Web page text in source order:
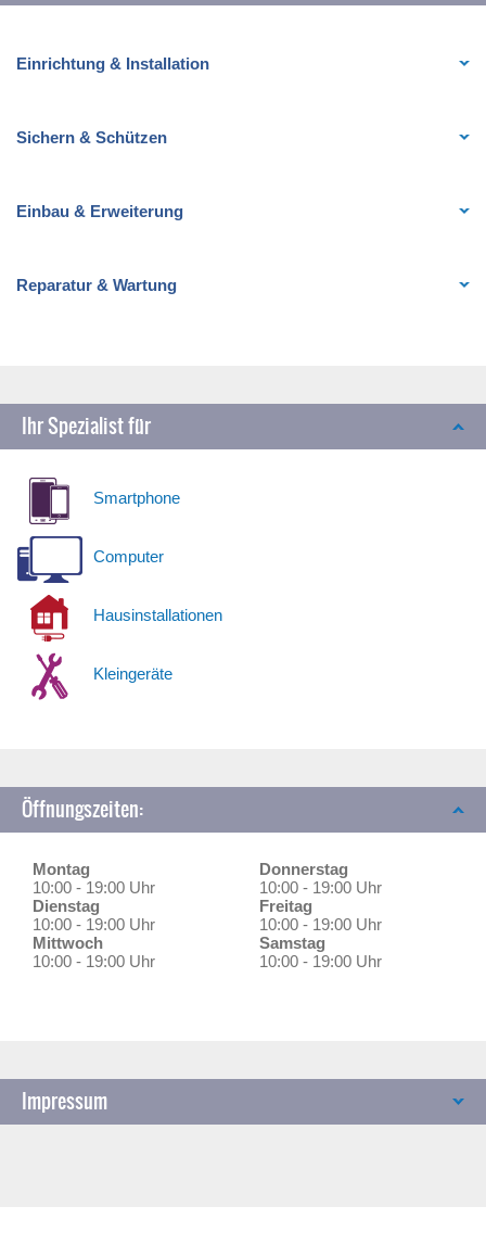
Einrichtung & Installation
Sichern & Schützen
Einbau & Erweiterung
Reparatur & Wartung
Ihr Spezialist für
Smartphone
Computer
Hausinstallationen
Kleingeräte
Öffnungszeiten:
Montag
10:00 - 19:00 Uhr
Dienstag
10:00 - 19:00 Uhr
Mittwoch
10:00 - 19:00 Uhr
Donnerstag
10:00 - 19:00 Uhr
Freitag
10:00 - 19:00 Uhr
Samstag
10:00 - 19:00 Uhr
Impressum